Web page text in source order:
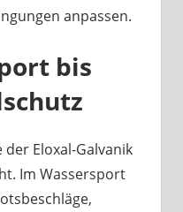
anpassen.
bis
Eloxal-Galvanik
Im Wassersport